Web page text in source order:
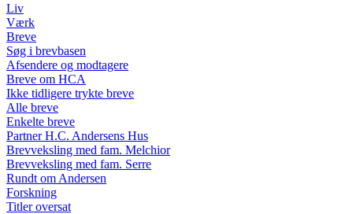
Liv
Værk
Breve
Søg i brevbasen
Afsendere og modtagere
Breve om HCA
Ikke tidligere trykte breve
Alle breve
Enkelte breve
Partner H.C. Andersens Hus
Brevveksling med fam. Melchior
Brevveksling med fam. Serre
Rundt om Andersen
Forskning
Titler oversat